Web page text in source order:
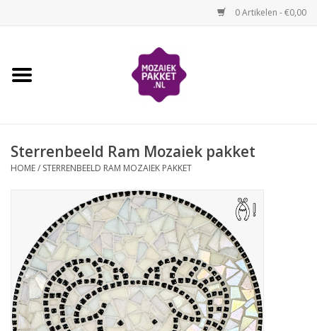
0 Artikelen - €0,00
Home
Volwassenen
Losse mozaïekmaterialen
Thema's
Hoe mozaïeken?
Video-instructies
Sterrenbeeld Ram Mozaiek pakket
HOME/ STERRENBEELD RAM MOZAIEK PAKKET